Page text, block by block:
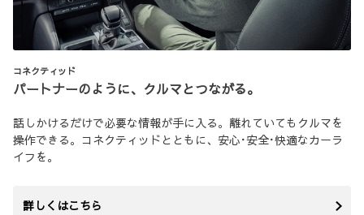
コネクティッド
パートナーのように、クルマとつながる。
話しかけるだけで必要な情報が手に入る。離れていてもクルマを
操作できる。コネクティッドとともに、安心･安全･快適なカーラ
イフを。
詳しくはこちら